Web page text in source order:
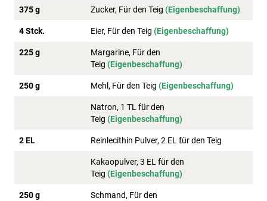
375 g Zucker, Für den Teig (Eigenbeschaffung)
4 Stck. Eier, Für den Teig (Eigenbeschaffung)
225 g
Margarine, Für den
Teig (Eigenbeschaffung)
250 g Mehl, Für den Teig (Eigenbeschaffung)
Natron, 1 TL für den
Teig (Eigenbeschaffung)
2 EL Reinlecithin Pulver, 2 EL für den Teig
Kakaopulver, 3 EL für den
Teig (Eigenbeschaffung)
250 g
Schmand, Für den